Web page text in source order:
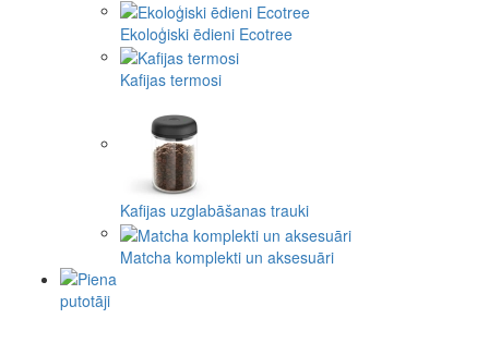
Ekoloģiski ēdieni Ecotree
Kafijas termosi
Kafijas uzglabāšanas trauki
Matcha komplekti un aksesuāri